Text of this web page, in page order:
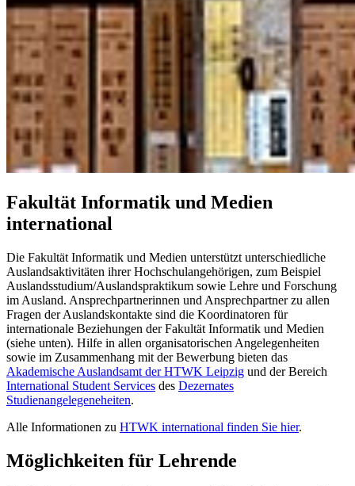
Fakultät Informatik und Medien
international
Die Fakultät Informatik und Medien unterstützt unterschiedliche
Auslandsaktivitäten ihrer Hochschulangehörigen, zum Beispiel
Auslandsstudium/Auslandspraktikum sowie Lehre und Forschung
im Ausland. Ansprechpartnerinnen und Ansprechpartner zu allen
Fragen der Auslandskontakte sind die Koordinatoren für
internationale Beziehungen der Fakultät Informatik und Medien
(siehe unten). Hilfe in allen organisatorischen Angelegenheiten
sowie im Zusammenhang mit der Bewerbung bieten das
Akademische Auslandsamt der HTWK Leipzig und der Bereich
International Student Services des Dezernates
Studienangelegeneheiten.
Alle Informationen zu HTWK international finden Sie hier.
Möglichkeiten für Lehrende